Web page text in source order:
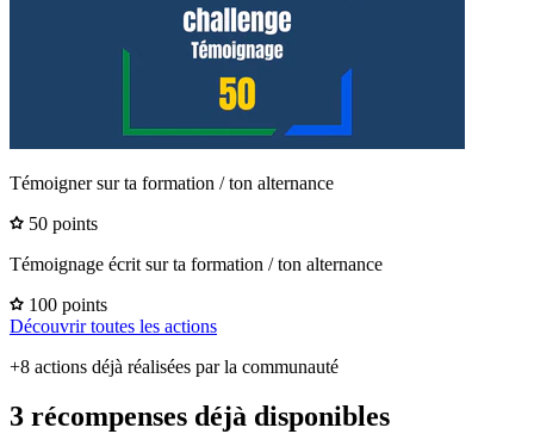
Témoigner sur ta formation / ton alternance
50 points
Témoignage écrit sur ta formation / ton alternance
100 points
Découvrir toutes les actions
+8 actions déjà réalisées par la communauté
3 récompenses déjà disponibles